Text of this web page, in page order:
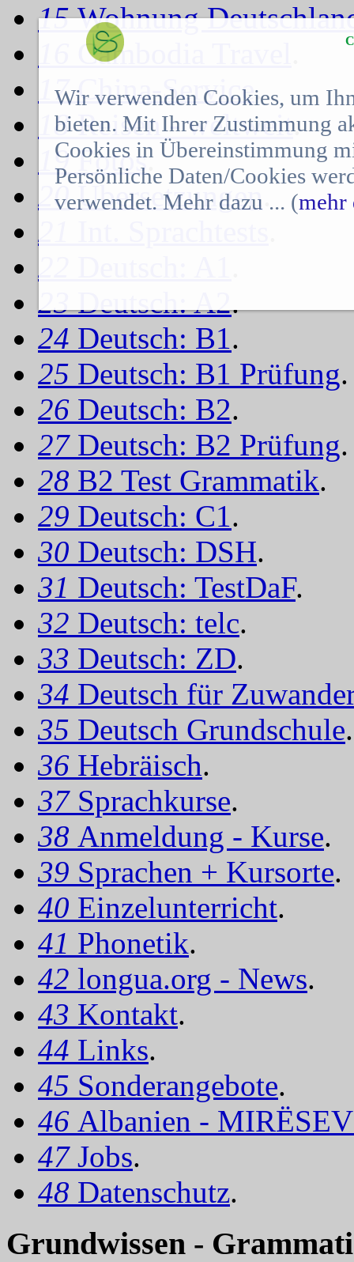
15Wohnung
Cambodia Travel
17China-Service.
18Reisen - weltweit.
19Fotos.
20Übersetzungen
21
22
23Deutsch: A2.
24 Deutsch: B1.
25 Deutsch: B1 Prüfung.
26 Deutsch: B2.
27 Deutsch: B2 Prüfung.
28 B2 Test Grammatik.
29 Deutsch: C1.
30 Deutsch: DSH.
31 Deutsch: TestDaF.
32 Deutsch: telc.
33 Deutsch: ZD.
34 Deutsch für
35 Deutsch Grundschule.
36 Hebräisch.
37 Sprachkurse.
38 Anmeldung - Kurse.
39 Sprachen + Kursorte.
40 Einzelunterricht.
41 Phonetik.
42 longua.org - News.
43 Kontakt.
44 Links.
45 Sonderangebote.
46 Albanien -
47 Jobs.
48 Datenschutz.
Wir verwenden Cookies, um
bieten. Mit Ihrer Zustimmung
Cookies in Übereinstimmung
Persönliche Daten/Cookies
verwendet. Mehr dazu ... (mehr
Grundwissen -